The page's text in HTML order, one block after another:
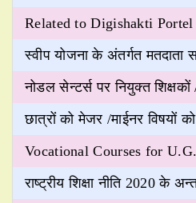
Related to Digishakti
स्वीप योजना के अंतर्गत
नोडल सेन्टर्स पर नियुक्त शिक्षकों
छात्रों को मेजर /माईनर विषयों
Vocational Courses for
राष्ट्रीय शिक्षा नीति 2020 के